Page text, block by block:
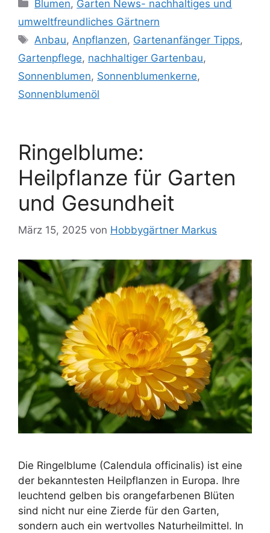
Blumen, Garten News- nachhaltiges und
umweltfreundliches Gärtnern
Schlagwörter
Anbau,Anpflanzen, Gartenanfänger Tipps​,
Gartenpflege, nachhaltiger Gartenbau,
Sonnenblumen, Sonnenblumenkerne,
Sonnenblumenöl
Ringelblume:
Heilpflanze für Garten
und Gesundheit
März 15, 2025 von Hobbygärtner Markus
Die Ringelblume (Calendula officinalis) ist eine
der bekanntesten Heilpflanzen in Europa. Ihre
leuchtend gelben bis orangefarbenen Blüten
sind nicht nur eine Zierde für den Garten,
sondern auch ein wertvolles Naturheilmittel. In